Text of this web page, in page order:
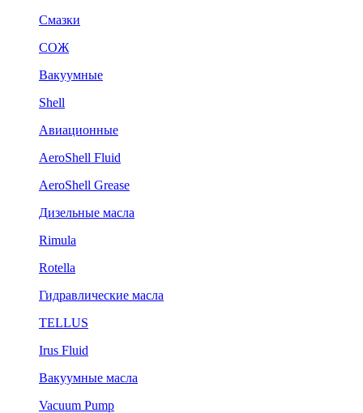
Смазки
СОЖ
Вакуумные
Shell
Авиационные
AeroShell Fluid
AeroShell Grease
Дизельные масла
Rimula
Rotella
Гидравлические масла
TELLUS
Irus Fluid
Вакуумные масла
Vacuum Pump